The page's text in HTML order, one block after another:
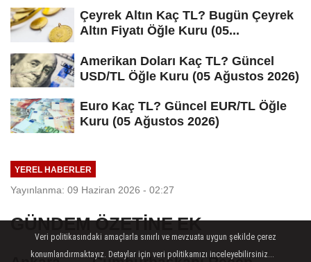
Çeyrek Altın Kaç TL? Bugün Çeyrek
Altın Fiyatı Öğle Kuru (05...
Amerikan Doları Kaç TL? Güncel
USD/TL Öğle Kuru (05 Ağustos 2026)
Euro Kaç TL? Güncel EUR/TL Öğle
Kuru (05 Ağustos 2026)
YEREL HABERLER
Yayınlanma: 09 Haziran 2026 - 02:27
GÜNDEM ÖZETİNE EK
Veri politikasındaki amaçlarla sınırlı ve mevzuata uygun şekilde çerez
konumlandırmaktayız. Detaylar için veri politikamızı inceleyebilirsiniz...